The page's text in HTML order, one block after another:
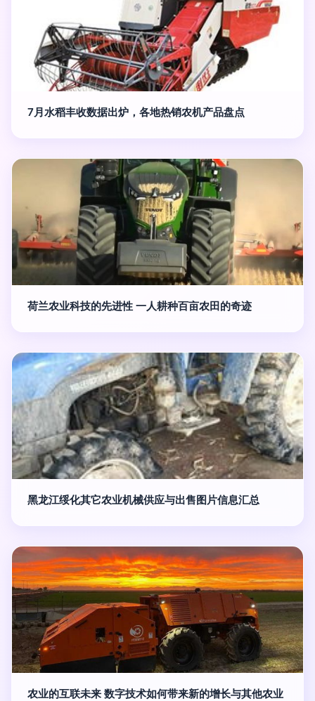
7月水稻丰收数据出炉，各地热销农机产品盘点
荷兰农业科技的先进性 一人耕种百亩农田的奇迹
黑龙江绥化其它农业机械供应与出售图片信息汇总
农业的互联未来 数字技术如何带来新的增长与其他农业